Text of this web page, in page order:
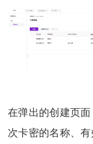
在弹出的创建页
次卡密的名称、有